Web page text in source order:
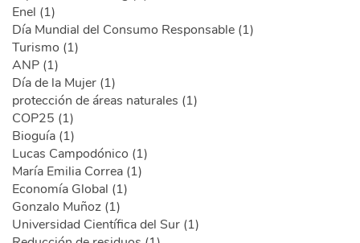
Enel (1)
Día Mundial del Consumo Responsable (1)
Turismo (1)
ANP (1)
Día de la Mujer (1)
protección de áreas naturales (1)
COP25 (1)
Bioguía (1)
Lucas Campodónico (1)
María Emilia Correa (1)
Economía Global (1)
Gonzalo Muñoz (1)
Universidad Científica del Sur (1)